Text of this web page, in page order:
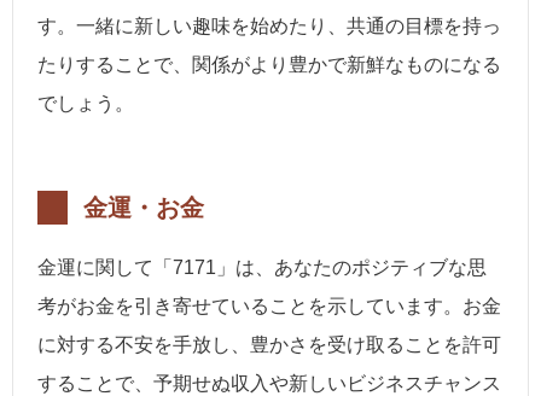
す。一緒に新しい趣味を始めたり、共通の目標を持っ
たりすることで、関係がより豊かで新鮮なものになる
でしょう。
金運・お金
金運に関して「7171」は、あなたのポジティブな思
考がお金を引き寄せていることを示しています。お金
に対する不安を手放し、豊かさを受け取ることを許可
することで、予期せぬ収入や新しいビジネスチャンス